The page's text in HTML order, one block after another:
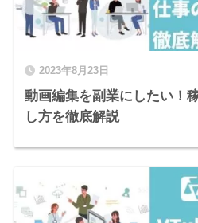
2023年8月23日
動画編集を副業にしたい！
し方を徹底解説